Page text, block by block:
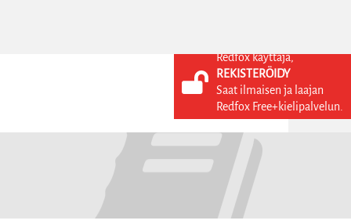
KIRJAUDU SISÄÄN
REKISTERÖIDY
Redfox käyttäjä,
REKISTERÖIDY
Saat ilmaisen ja laajan
Redfox Free+kielipalvelun.